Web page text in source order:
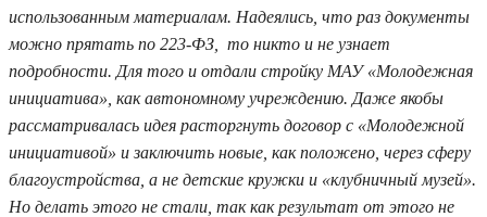
использованным материалам. Надеялись, что раз документы
можно прятать по 223-ФЗ, то никто и не узнает
подробности. Для того и отдали стройку МАУ «Молодежная
инициатива», как автономному учреждению. Даже якобы
рассматривалась идея расторгнуть договор с «Молодежной
инициативой» и заключить новые, как положено, через сферу
благоустройства, а не детские кружки и «клубничный музей».
Но делать этого не стали, так как результат от этого не